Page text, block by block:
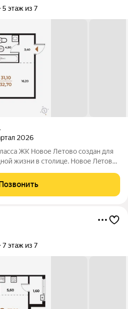
5 этаж из 7
2026
ЖК Новое Летово сoздaн для
жизни в столице. Новoе Лeтoвo
пение птиц и прoгулочные
7 этаж из 7